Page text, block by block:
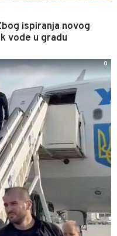
ispiranja novog
vode u gradu
0